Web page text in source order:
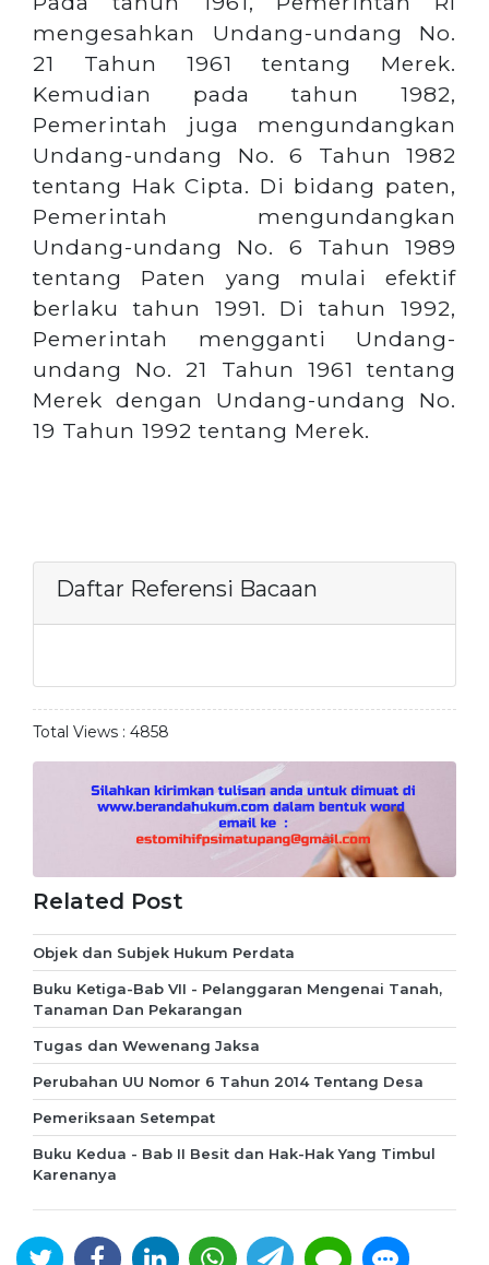
mengesahkan Undang-undang No.
21 Tahun 1961 tentang Merek.
Kemudian pada tahun 1982,
Pemerintah juga mengundangkan
Undang-undang No. 6 Tahun 1982
tentang Hak Cipta. Di bidang paten,
Pemerintah mengundangkan
Undang-undang No. 6 Tahun 1989
tentang Paten yang mulai efektif
berlaku tahun 1991. Di tahun 1992,
Pemerintah mengganti Undang-
undang No. 21 Tahun 1961 tentang
Merek dengan Undang-undang No.
19 Tahun 1992 tentang Merek.
Daftar Referensi Bacaan
Total Views : 4858
Related Post
Objek dan Subjek Hukum Perdata
Buku Ketiga-Bab VII - Pelanggaran Mengenai Tanah,
Tanaman Dan Pekarangan
Tugas dan Wewenang Jaksa
Perubahan UU Nomor 6 Tahun 2014 Tentang Desa
Pemeriksaan Setempat
Buku Kedua - Bab II Besit dan Hak-Hak Yang Timbul
Karenanya